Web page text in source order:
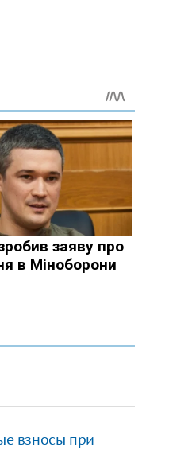
взносы при